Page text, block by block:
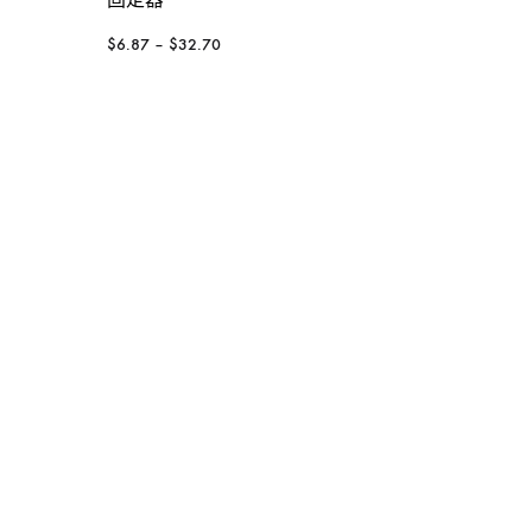
$6.87 – $32.70